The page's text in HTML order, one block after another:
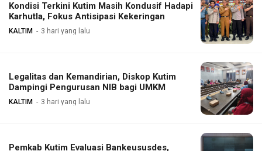
Kondisi Terkini Kutim Masih Kondusif Hadapi
Karhutla, Fokus Antisipasi Kekeringan
KALTIM 3 hari yang lalu
Legalitas dan Kemandirian, Diskop Kutim
Dampingi Pengurusan NIB bagi UMKM
KALTIM 3 hari yang lalu
Pemkab Kutim Evaluasi Bankeususdes,